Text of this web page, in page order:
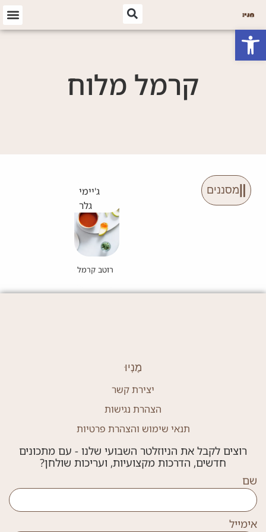
פתח סרגל נגישות
קרמל מלוח
מסננים
ג'יימי
גלר
רוטב קרמל מלוח
מֶנְיוּ
יצירת קשר
הצהרת נגישות
תנאי שימוש והצהרת פרטיות
רוצים לקבל את הניוזלטר השבועי שלנו - עם מתכונים
חדשים, הדרכות מקצועיות, ועריכות שולחן?
שם
אימייל